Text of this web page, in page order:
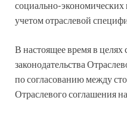
социально-экономических
учетом отраслевой
В настоящее время в целях
законодательства
по согласованию между
Отраслевого соглашения